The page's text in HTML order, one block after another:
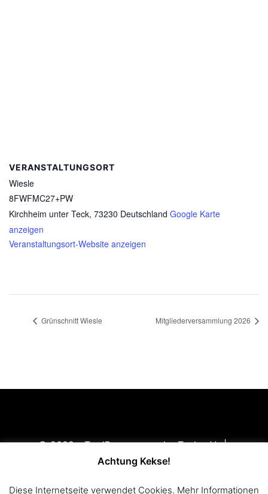
VERANSTALTUNGSORT
Wiesle
8FWFMC27+PW
Kirchheim unter Teck, 73230 Deutschland Google Karte
anzeigen
Veranstaltungsort-Website anzeigen
Grünschnitt Wiesle Mitgliederversammlung 2026
© 2022 - TradBogner von der Teck e.V. |
Disclaimer|Datenschutzerklärung
(WLSB)und imWürttembergischen Schützenverband
Achtung Kekse!
Diese Internetseite verwendet Cookies. Mehr Informationen